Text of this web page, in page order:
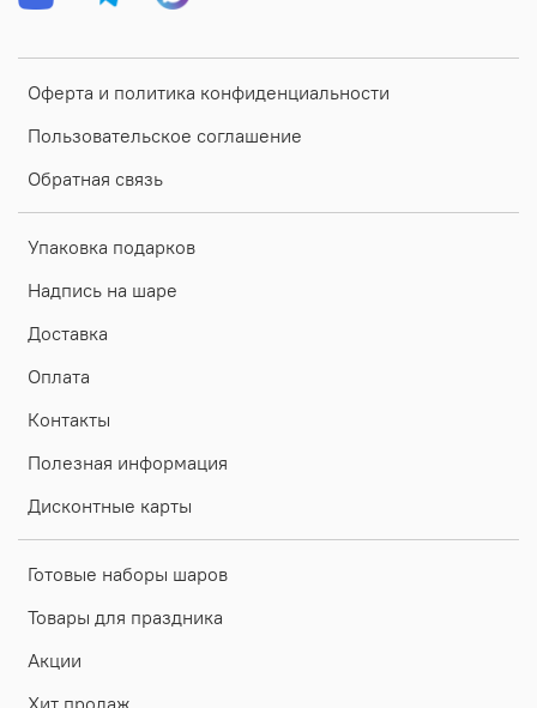
Оферта и политика конфиденциальности
Пользовательское соглашение
Обратная связь
Упаковка подарков
Надпись на шаре
Доставка
Оплата
Контакты
Полезная информация
Дисконтные карты
Готовые наборы шаров
Товары для праздника
Акции